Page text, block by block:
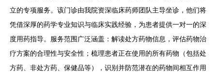
立的专项服务。该门诊由我院资深临床药师团队主导坐诊，他们将
凭借深厚的药学专业知识与临床实践经验，为患者提供一对一的深
度用药指导。服务范围广泛涵盖：解读处方药物信息，评估药物治
疗方案的合理性与安全性；梳理患者正在使用的所有药物（包括处
方药、非处方药、保健品等），识别并防范潜在的药物间相互作用